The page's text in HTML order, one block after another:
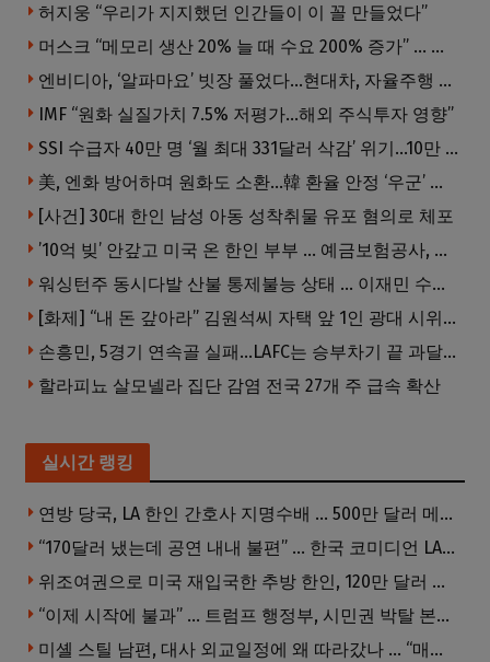
허지웅 “우리가 지지했던 인간들이 이 꼴 만들었다”
머스크 “메모리 생산 20% 늘 때 수요 200% 증가” … 반도체 매출 1조달러 눈 앞
엔비디아, ‘알파마요’ 빗장 풀었다…현대차, 자율주행 속도내나
IMF “원화 실질가치 7.5% 저평가…해외 주식투자 영향”
SSI 수급자 40만 명 ‘월 최대 331달러 삭감’ 위기…10만 명은 수급자격 상실
美, 엔화 방어하며 원화도 소환…韓 환율 안정 ‘우군’ 되나
[사건] 30대 한인 남성 아동 성착취물 유포 혐의로 체포
’10억 빚’ 안갚고 미국 온 한인 부부 … 예금보험공사, 미국서 소송
워싱턴주 동시다발 산불 통제불능 상태 … 이재민 수십만명
[화제] “내 돈 갚아라” 김원석씨 자택 앞 1인 광대 시위 … 한인 투자사, “108만 달러 못받아”
손흥민, 5경기 연속골 실패…LAFC는 승부차기 끝 과달라하라 격파
할라피뇨 살모넬라 집단 감염 전국 27개 주 급속 확산
실시간 랭킹
연방 당국, LA 한인 간호사 지명수배 … 500만 달러 메디캐어 사기, 선고 직전 한국 도주
“170달러 냈는데 공연 내내 불편” … 한국 코미디언 LA공연, 음향 불량에 외모 비하 개그 논란
위조여권으로 미국 재입국한 추방 한인, 120만 달러 은행 사기 행각
“이제 시작에 불과” … 트럼프 행정부, 시민권 박탈 본격화
미셸 스틸 남편, 대사 외교일정에 왜 따라갔나 … “매우 이례적”